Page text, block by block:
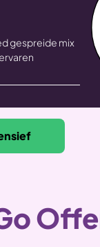
gespreide mix